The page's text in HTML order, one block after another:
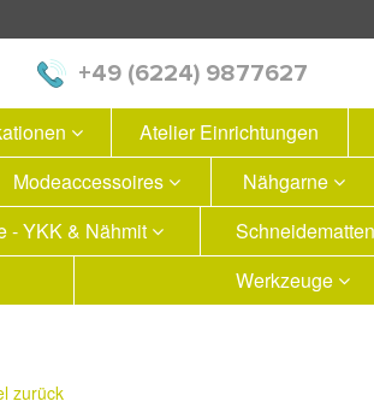
+49 (6224) 9877627
Atelier Einrichtungen
Modeaccessoires Nähgarne
- YKK & Nähmit
Werkzeuge
zurück